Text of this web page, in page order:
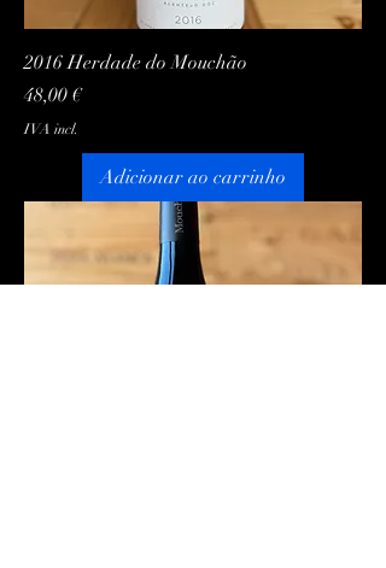
2016 Herdade do Mouchão
Preço
48,00 €
IVA incl.
Adicionar ao carrinho